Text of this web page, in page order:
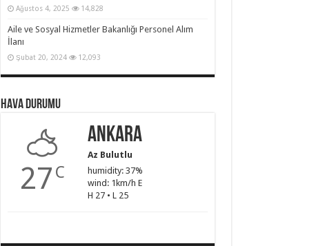
Ağustos 4, 2025 14,828
Aile ve Sosyal Hizmetler Bakanlığı Personel Alım
İlanı
Şubat 20, 2024 12,093
Hava Durumu
27 C
Ankara
Az Bulutlu
humidity: 37%
wind: 1km/h E
H 27 • L 25